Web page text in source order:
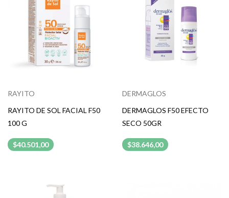
RAYITO
RAYITO DE SOL FACIAL F50
100 G
$40.501,00
DERMAGLOS
DERMAGLOS F50 EFECTO
SECO 50GR
$38.646,00